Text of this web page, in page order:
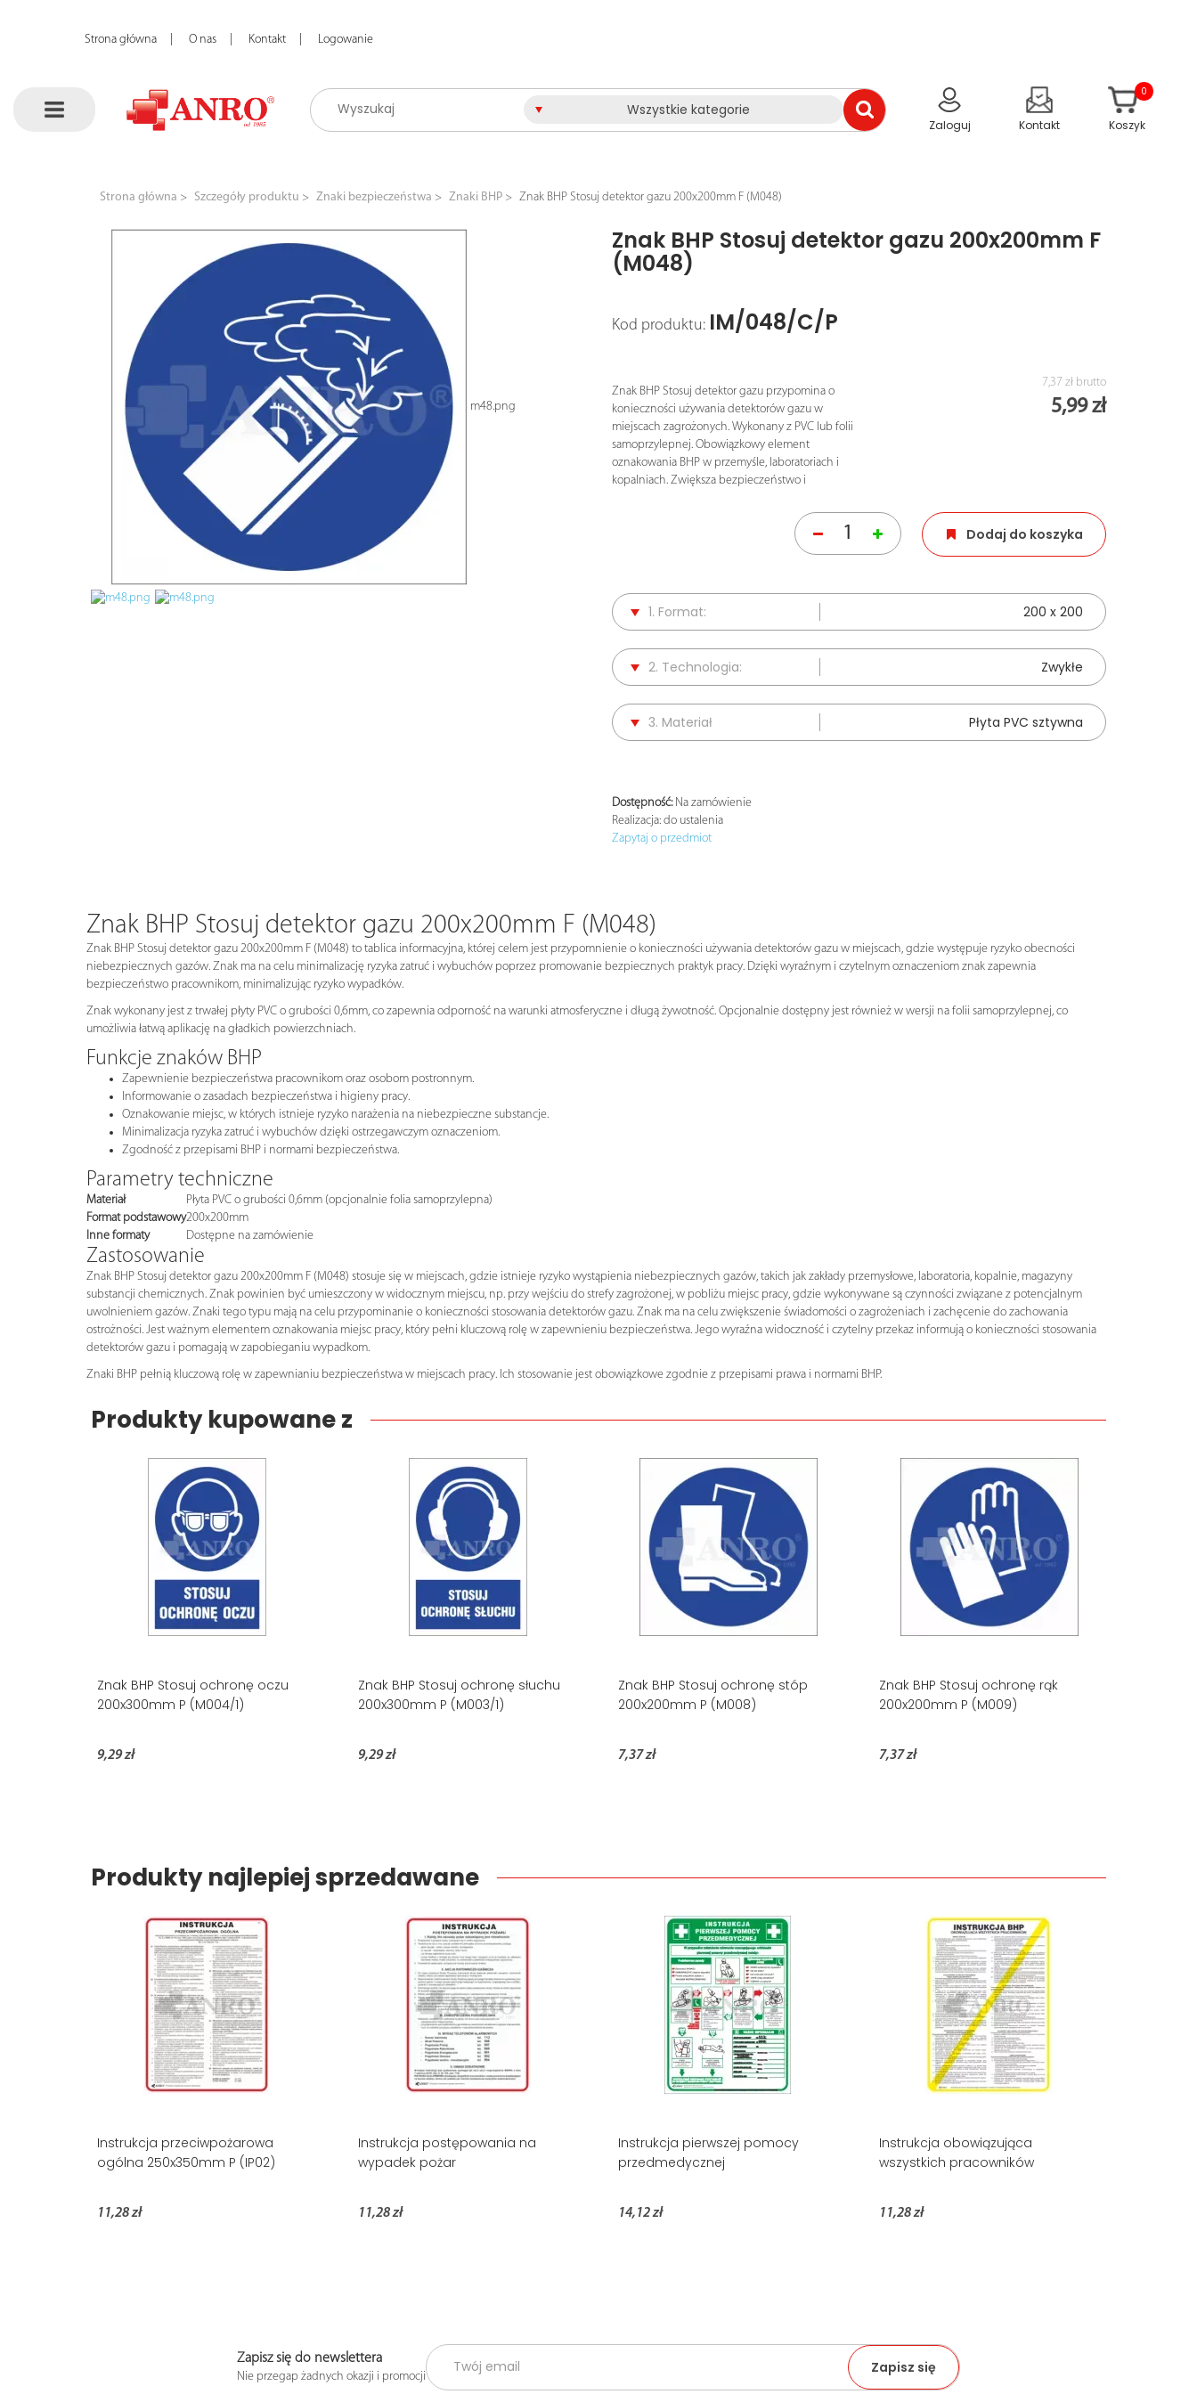
Strona główna O nas Kontakt Logowanie
Wszystkie kategorie
Zaloguj Kontakt Koszyk
0
Strona główna Szczegóły produktu Znaki bezpieczeństwa Znaki BHP Znak BHP Stosuj detektor gazu 200x200mm F (M048)
m48.png
Znak BHP Stosuj detektor gazu 200x200mm F
(M048)
Kod produktu: IM/048/C/P
Znak BHP Stosuj detektor gazu przypomina o
konieczności używania detektorów gazu w
miejscach zagrożonych. Wykonany z PVC lub folii
samoprzylepnej. Obowiązkowy element
oznakowania BHP w przemyśle, laboratoriach i
kopalniach. Zwiększa bezpieczeństwo i
7,37 zł brutto
5,99 zł
Dodaj do koszyka
1. Format: 200 x 200
2. Technologia: Zwykłe
3. Materiał Płyta PVC sztywna
Dostępność:Na zamówienie
Realizacja: do ustalenia
Zapytaj o przedmiot
Znak BHP Stosuj detektor gazu 200x200mm F (M048)
Znak BHP Stosuj detektor gazu 200x200mm F (M048) to tablica informacyjna, której celem jest przypomnienie o konieczności używania detektorów gazu w miejscach, gdzie występuje ryzyko obecności
niebezpiecznych gazów. Znak ma na celu minimalizację ryzyka zatruć i wybuchów poprzez promowanie bezpiecznych praktyk pracy. Dzięki wyraźnym i czytelnym oznaczeniom znak zapewnia
bezpieczeństwo pracownikom, minimalizując ryzyko wypadków.
Znak wykonany jest z trwałej płyty PVC o grubości 0,6mm, co zapewnia odporność na warunki atmosferyczne i długą żywotność. Opcjonalnie dostępny jest również w wersji na folii samoprzylepnej, co
umożliwia łatwą aplikację na gładkich powierzchniach.
Funkcje znaków BHP
Zapewnienie bezpieczeństwa pracownikom oraz osobom postronnym.
Informowanie o zasadach bezpieczeństwa i higieny pracy.
Oznakowanie miejsc, w których istnieje ryzyko narażenia na niebezpieczne substancje.
Minimalizacja ryzyka zatruć i wybuchów dzięki ostrzegawczym oznaczeniom.
Zgodność z przepisami BHP i normami bezpieczeństwa.
Parametry techniczne
Materiał
Płyta PVC o grubości 0,6mm (opcjonalnie folia samoprzylepna)
Format podstawowy200x200mm
Inne formaty
Dostępne na zamówienie
Zastosowanie
Znak BHP Stosuj detektor gazu 200x200mm F (M048) stosuje się w miejscach, gdzie istnieje ryzyko wystąpienia niebezpiecznych gazów, takich jak zakłady przemysłowe, laboratoria, kopalnie, magazyny
substancji chemicznych. Znak powinien być umieszczony w widocznym miejscu, np. przy wejściu do strefy zagrożonej, w pobliżu miejsc pracy, gdzie wykonywane są czynności związane z potencjalnym
uwolnieniem gazów. Znaki tego typu mają na celu przypominanie o konieczności stosowania detektorów gazu. Znak ma na celu zwiększenie świadomości o zagrożeniach i zachęcenie do zachowania
ostrożności. Jest ważnym elementem oznakowania miejsc pracy, który pełni kluczową rolę w zapewnieniu bezpieczeństwa. Jego wyraźna widoczność i czytelny przekaz informują o konieczności stosowania
detektorów gazu i pomagają w zapobieganiu wypadkom.
Znaki BHP pełnią kluczową rolę w zapewnianiu bezpieczeństwa w miejscach pracy. Ich stosowanie jest obowiązkowe zgodnie z przepisami prawa i normami BHP.
Produkty kupowane z
Znak BHP Stosuj ochronę oczu
200x300mm P (M004/1)
9,29 zł
Znak BHP Stosuj ochronę słuchu
200x300mm P (M003/1)
9,29 zł
Znak BHP Stosuj ochronę stóp
200x200mm P (M008)
7,37 zł
Znak BHP Stosuj ochronę rąk
200x200mm P (M009)
7,37 zł
Produkty najlepiej sprzedawane
Instrukcja przeciwpożarowa
ogólna 250x350mm P (IP02)
11,28 zł
Instrukcja postępowania na
wypadek pożar
11,28 zł
Instrukcja pierwszej pomocy
przedmedycznej
14,12 zł
Instrukcja obowiązująca
wszystkich pracowników
11,28 zł
Zapisz się do newslettera
Nie przegap żadnych okazji i promocji